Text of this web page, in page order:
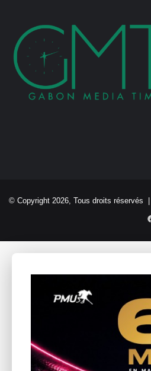
© Copyright 2026, Tous droits réservés |